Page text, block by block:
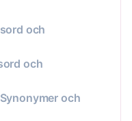
och
och
och